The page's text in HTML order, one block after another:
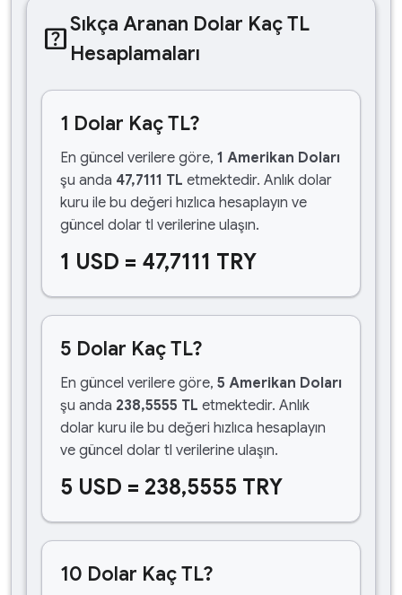
help_centerSıkça Aranan Dolar Kaç TL
Hesaplamaları
1 Dolar Kaç TL?
En güncel verilere göre, 1 Amerikan Doları
şu anda 47,7111 TL etmektedir. Anlık dolar
kuru ile bu değeri hızlıca hesaplayın ve
güncel dolar tl verilerine ulaşın.
1 USD = 47,7111 TRY
5 Dolar Kaç TL?
En güncel verilere göre, 5 Amerikan Doları
şu anda 238,5555 TL etmektedir. Anlık
dolar kuru ile bu değeri hızlıca hesaplayın
ve güncel dolar tl verilerine ulaşın.
5 USD = 238,5555 TRY
10 Dolar Kaç TL?